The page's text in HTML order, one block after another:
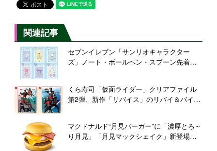
関連記事
セブンイレブン「サンリオキャラクター
ズ」ノート・ボールペン・スプーン先着プ
くら寿司「仮面ライダー」クリアファイル
第2弾、新作「リバイス」のリバイ＆バイス
マクドナルド“月見バーガー”に「濃厚とろ～
り月見」「月見マックシェイク」新登場、